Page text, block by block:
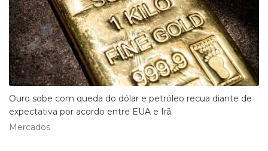
Ouro sobe com queda do dólar e petróleo recua diante de
expectativa por acordo entre EUA e Irã
Mercados